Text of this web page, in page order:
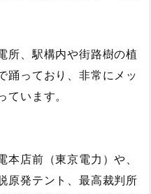
所、駅構内や街路樹の植
踊っており、非常にメッ
ています。
本店前（東京電力）や、
原発テント、最高裁判所